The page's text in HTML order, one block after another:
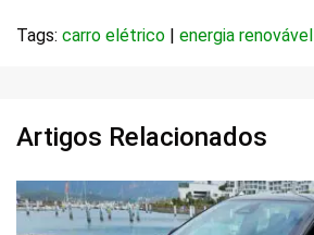
Tags: carro elétrico | energia renovável
Artigos Relacionados